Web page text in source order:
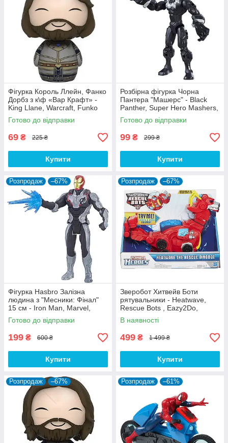
Фігурка Король Ллейн, Фанко
Дорбз з к\ф «Вар Крафт» -
King Llane, Warcraft, Funko
Dorbz
Готово до відправки
69 ₴ 225 ₴
Купити
Розбірна фігурка Чорна
Пантера "Машерс" - Black
Panther, Super Hero Mashers,
Hasbro
Готово до відправки
99 ₴ 299 ₴
Купити
Розпродаж –67%
Фігурка Hasbro Залізна
людина з "Месники: Фінал"
15 см - Iron Man, Marvel,
Avengers: Endgame
Готово до відправки
199 ₴ 600 ₴
Купити
Розпродаж –67%
Зверобот Хитвейв Боти
рятувальники - Heatwave,
Rescue Bots , Eazy2Do,
Hasbro
В наявності
499 ₴ 1 499 ₴
Купити
Розпродаж –67% Розпродаж –61%